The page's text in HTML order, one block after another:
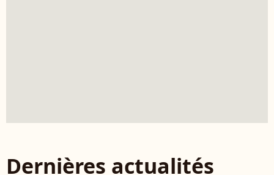
Dernières actualités